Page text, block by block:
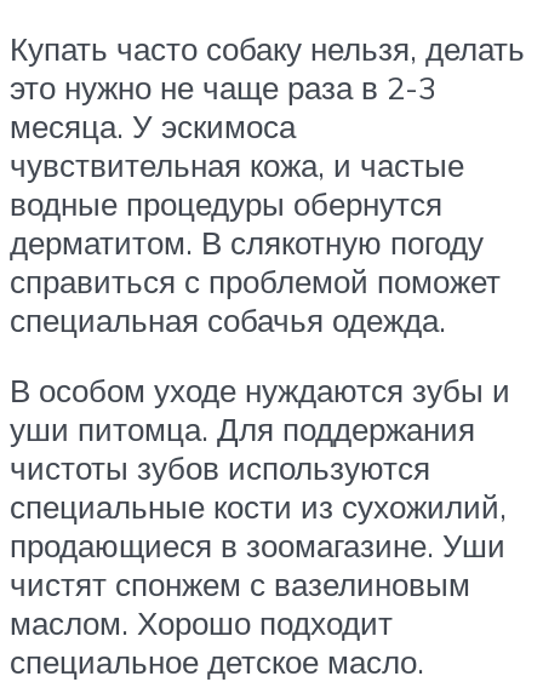
Купать часто собаку нельзя, делать
это нужно не чаще раза в 2-3
месяца. У эскимоса
чувствительная кожа, и частые
водные процедуры обернутся
дерматитом. В слякотную погоду
справиться с проблемой поможет
специальная собачья одежда.
В особом уходе нуждаются зубы и
уши питомца. Для поддержания
чистоты зубов используются
специальные кости из сухожилий,
продающиеся в зоомагазине. Уши
чистят спонжем с вазелиновым
маслом. Хорошо подходит
специальное детское масло.